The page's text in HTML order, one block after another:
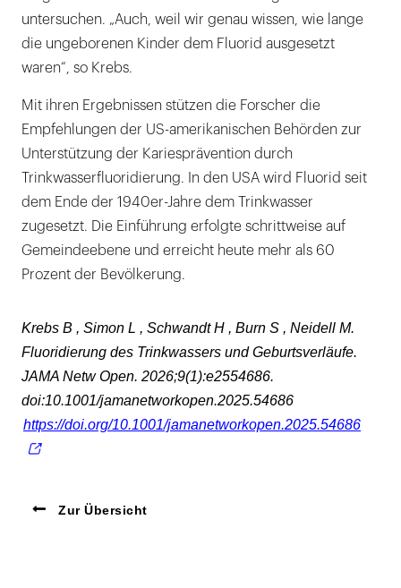
untersuchen. „Auch, weil wir genau wissen, wie lange
die ungeborenen Kinder dem Fluorid ausgesetzt
waren“, so Krebs.
Mit ihren Ergebnissen stützen die Forscher die
Empfehlungen der US-amerikanischen Behörden zur
Unterstützung der Kariesprävention durch
Trinkwasserfluoridierung. In den USA wird Fluorid seit
dem Ende der 1940er-Jahre dem Trinkwasser
zugesetzt. Die Einführung erfolgte schrittweise auf
Gemeindeebene und erreicht heute mehr als 60
Prozent der Bevölkerung.
Krebs B , Simon L , Schwandt H , Burn S , Neidell M.
Fluoridierung des Trinkwassers und Geburtsverläufe.
JAMA Netw Open. 2026;9(1):e2554686.
doi:10.1001/jamanetworkopen.2025.54686
https://doi.org/10.1001/jamanetworkopen.2025.54686
Zur Übersicht